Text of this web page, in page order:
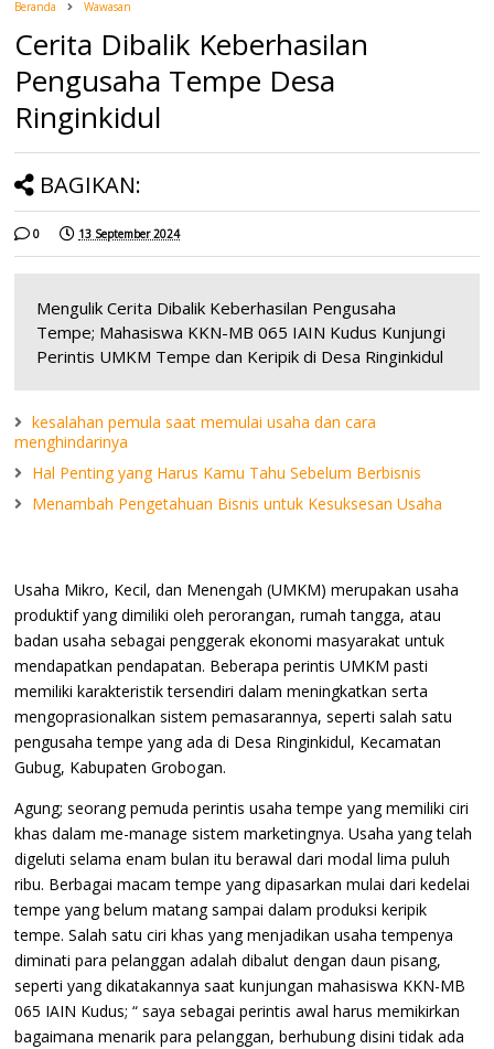
Beranda Wawasan
Cerita Dibalik Keberhasilan
Pengusaha Tempe Desa
Ringinkidul
BAGIKAN:
0 13 September 2024
Mengulik Cerita Dibalik Keberhasilan Pengusaha
Tempe; Mahasiswa KKN-MB 065 IAIN Kudus Kunjungi
Perintis UMKM Tempe dan Keripik di Desa Ringinkidul
kesalahan pemula saat memulai usaha dan cara
menghindarinya
Hal Penting yang Harus Kamu Tahu Sebelum Berbisnis
Menambah Pengetahuan Bisnis untuk Kesuksesan Usaha
Usaha Mikro, Kecil, dan Menengah (UMKM) merupakan usaha
produktif yang dimiliki oleh perorangan, rumah tangga, atau
badan usaha sebagai penggerak ekonomi masyarakat untuk
mendapatkan pendapatan. Beberapa perintis UMKM pasti
memiliki karakteristik tersendiri dalam meningkatkan serta
mengoprasionalkan sistem pemasarannya, seperti salah satu
pengusaha tempe yang ada di Desa Ringinkidul, Kecamatan
Gubug, Kabupaten Grobogan.
Agung; seorang pemuda perintis usaha tempe yang memiliki ciri
khas dalam me-manage sistem marketingnya. Usaha yang telah
digeluti selama enam bulan itu berawal dari modal lima puluh
ribu. Berbagai macam tempe yang dipasarkan mulai dari kedelai
tempe yang belum matang sampai dalam produksi keripik
tempe. Salah satu ciri khas yang menjadikan usaha tempenya
diminati para pelanggan adalah dibalut dengan daun pisang,
seperti yang dikatakannya saat kunjungan mahasiswa KKN-MB
065 IAIN Kudus; “ saya sebagai perintis awal harus memikirkan
bagaimana menarik para pelanggan, berhubung disini tidak ada